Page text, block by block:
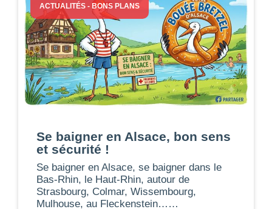
ACTUALITÉS - BONS PLANS
Se baigner en Alsace, bon sens
et sécurité !
Se baigner en Alsace, se baigner dans le
Bas-Rhin, le Haut-Rhin, autour de
Strasbourg, Colmar, Wissembourg,
Mulhouse, au Fleckenstein……